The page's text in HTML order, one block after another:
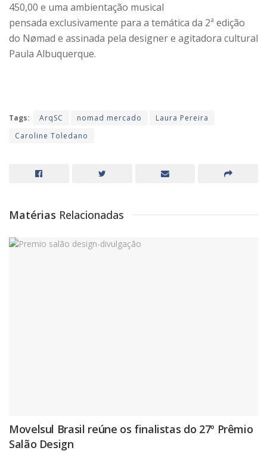
450,00 e uma ambientação musical
pensada exclusivamente para a temática da 2ª edição
do Nømad e assinada pela designer e agitadora cultural
Paula Albuquerque.
Tags: ArqSC nomad mercado
Laura Pereira
Caroline Toledano
Matérias Relacionadas
Movelsul Brasil reúne os finalistas do 27º Prêmio
Salão Design